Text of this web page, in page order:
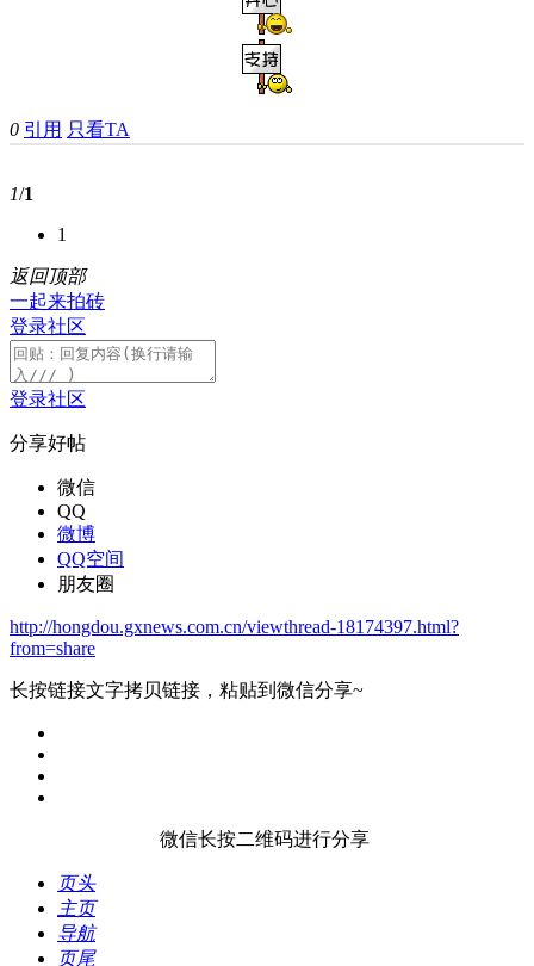
0 引用 只看TA
1/1
1
返回顶部
一起来拍砖
登录社区
登录社区
分享好帖
微信
QQ
微博
QQ空间
朋友圈
http://hongdou.gxnews.com.cn/viewthread-18174397.html?
from=share
长按链接文字拷贝链接，粘贴到微信分享~
微信长按二维码进行分享
页头
主页
导航
页尾